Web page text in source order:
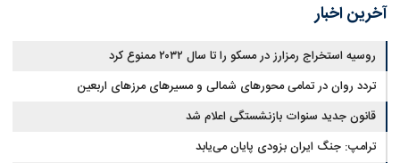
آخرین اخبار
روسیه استخراج رمزارز در مسکو را تا سال ۲۰۳۲ ممنوع کرد
تردد روان در تمامی محورهای شمالی و مسیرهای مرزهای اربعین
قانون جدید سنوات بازنشستگی اعلام شد
ترامپ: جنگ ایران بزودی پایان می‌یابد